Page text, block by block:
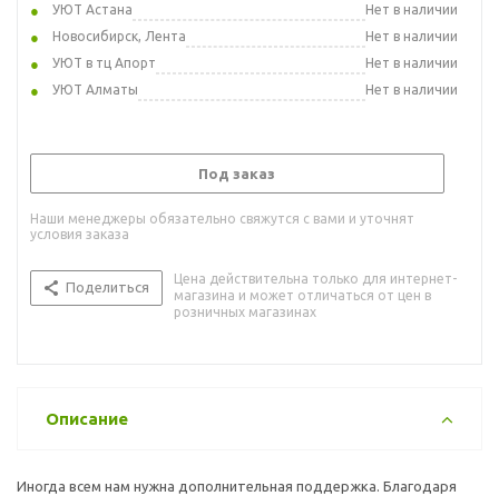
УЮТ Астана
Нет в наличии
Новосибирск, Лента
Нет в наличии
УЮТ в тц Апорт
Нет в наличии
УЮТ Алматы
Нет в наличии
Под заказ
Наши менеджеры обязательно свяжутся с вами и уточнят
условия заказа
Поделиться
Цена действительна только для интернет-
магазина и может отличаться от цен в
розничных магазинах
Описание
Иногда всем нам нужна дополнительная поддержка. Благодаря